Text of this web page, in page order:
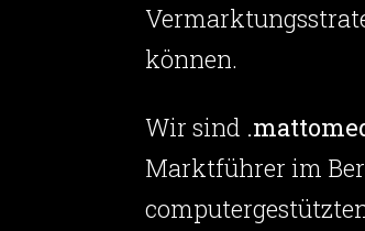
können.
Wir sind
Marktführer im